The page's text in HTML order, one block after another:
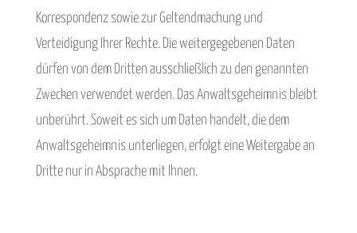
Korrespondenz sowie zur Geltendmachung und
Verteidigung Ihrer Rechte. Die weitergegebenen Daten
dürfen von dem Dritten ausschließlich zu den genannten
Zwecken verwendet werden. Das Anwaltsgeheimnis bleibt
unberührt. Soweit es sich um Daten handelt, die dem
Anwaltsgeheimnis unterliegen, erfolgt eine Weitergabe an
Dritte nur in Absprache mit Ihnen.